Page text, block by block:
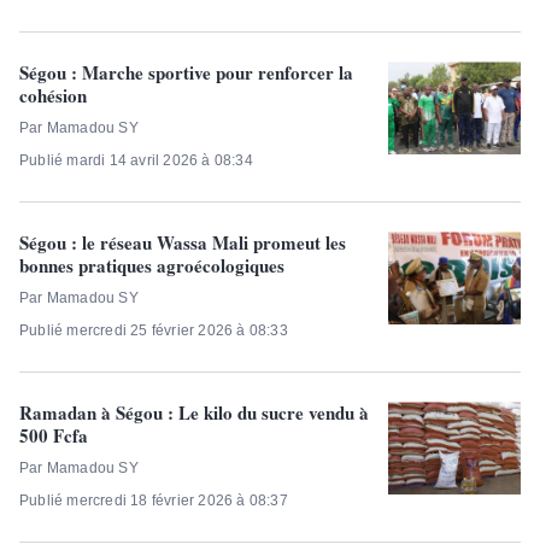
Ségou : Marche sportive pour renforcer la
cohésion
Par Mamadou SY
Publié mardi 14 avril 2026 à 08:34
Ségou : le réseau Wassa Mali promeut les
bonnes pratiques agroécologiques
Par Mamadou SY
Publié mercredi 25 février 2026 à 08:33
Ramadan à Ségou : Le kilo du sucre vendu à
500 Fcfa
Par Mamadou SY
Publié mercredi 18 février 2026 à 08:37